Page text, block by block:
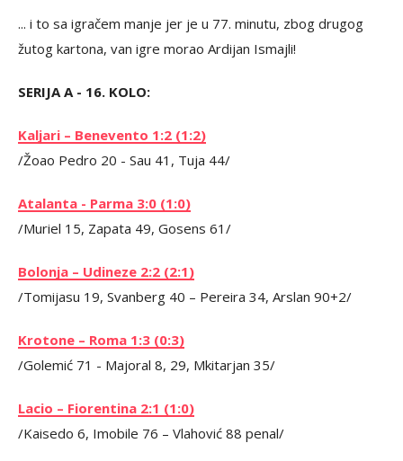
... i to sa igračem manje jer je u 77. minutu, zbog drugog
žutog kartona, van igre morao Ardijan Ismajli!
SERIJA A - 16. KOLO:
Kaljari – Benevento 1:2 (1:2)
/Žoao Pedro 20 - Sau 41, Tuja 44/
Atalanta - Parma 3:0 (1:0)
/Muriel 15, Zapata 49, Gosens 61/
Bolonja – Udineze 2:2 (2:1)
/Tomijasu 19, Svanberg 40 – Pereira 34, Arslan 90+2/
Krotone – Roma 1:3 (0:3)
/Golemić 71 - Majoral 8, 29, Mkitarjan 35/
Lacio – Fiorentina 2:1 (1:0)
/Kaisedo 6, Imobile 76 – Vlahović 88 penal/